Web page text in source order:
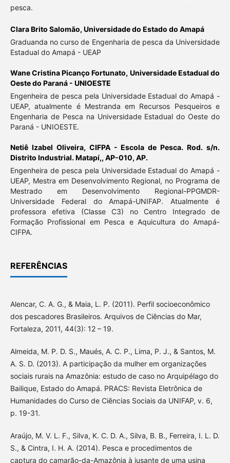
pesca.
Clara Brito Salomão, Universidade do Estado do Amapá
Graduanda no curso de Engenharia de pesca da Universidade
Estadual do Amapá - UEAP
Wane Cristina Picanço Fortunato, Universidade Estadual do
Oeste do Paraná - UNIOESTE
Engenheira de pesca pela Universidade Estadual do Amapá -
UEAP, atualmente é Mestranda em Recursos Pesqueiros e
Engenharia de Pesca na Universidade Estadual do Oeste do
Paraná - UNIOESTE.
Netiê Izabel Oliveira, CIFPA - Escola de Pesca. Rod. s/n.
Distrito Industrial. Matapí,, AP-010, AP.
Engenheira de pesca pela Universidade Estadual do Amapá -
UEAP, Mestra em Desenvolvimento Regional, no Programa de
Mestrado em Desenvolvimento Regional-PPGMDR-
Universidade Federal do Amapá-UNIFAP. Atualmente é
professora efetiva (Classe C3) no Centro Integrado de
Formação Profissional em Pesca e Aquicultura do Amapá-
CIFPA.
REFERÊNCIAS
Alencar, C. A. G., & Maia, L. P. (2011). Perfil socioeconômico
dos pescadores Brasileiros. Arquivos de Ciências do Mar,
Fortaleza, 2011, 44(3): 12 – 19.
Almeida, M. P. D. S., Maués, A. C. P., Lima, P. J., & Santos, M.
A. S. D. (2013). A participação da mulher em organizações
sociais rurais na Amazônia: estudo de caso no Arquipélago do
Bailique, Estado do Amapá. PRACS: Revista Eletrônica de
Humanidades do Curso de Ciências Sociais da UNIFAP, v. 6,
p. 19-31.
Araújo, M. V. L. F., Silva, K. C. D. A., Silva, B. B., Ferreira, I. L. D.
S., & Cintra, I. H. A. (2014). Pesca e procedimentos de
captura do camarão-da-Amazônia à jusante de uma usina